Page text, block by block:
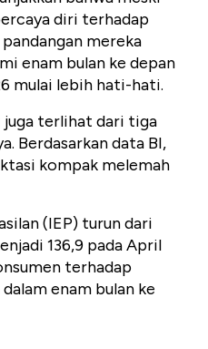
diri terhadap
mereka
enam bulan ke depan
mulai lebih hati-hati.
juga terlihat dari tiga
Berdasarkan data BI,
kompak melemah
(IEP) turun dari
136,9 pada April
terhadap
enam bulan ke